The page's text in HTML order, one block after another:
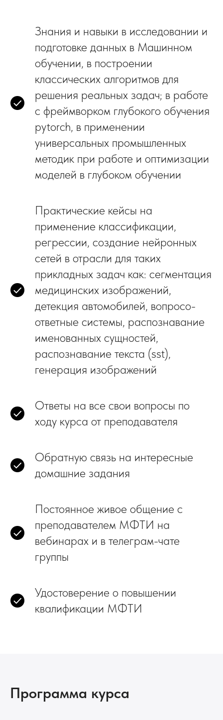
Знания и навыки в исследовании и
подготовке данных в Машинном
обучении, в построении
классических алгоритмов для
решения реальных задач; в работе
с фреймворком глубокого обучения
pytorch, в применении
универсальных промышленных
методик при работе и оптимизации
моделей в глубоком обучении
Практические кейсы на
применение классификации,
регрессии, создание нейронных
сетей в отрасли для таких
прикладных задач как: сегментация
медицинских изображений,
детекция автомобилей, вопросо-
ответные системы, распознавание
именованных сущностей,
распознавание текста (sst),
генерация изображений
Ответы на все свои вопросы по
ходу курса от преподавателя
Обратную связь на интересные
домашние задания
Постоянное живое общение с
преподавателем МФТИ на
вебинарах и в телеграм-чате
группы
Удостоверение о повышении
квалификации МФТИ
Программа курса